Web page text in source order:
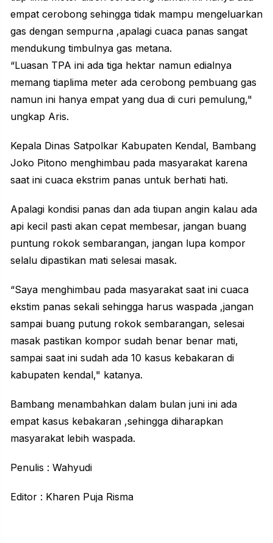
empat cerobong sehingga tidak mampu mengeluarkan
gas dengan sempurna ,apalagi cuaca panas sangat
mendukung timbulnya gas metana.
“Luasan TPA ini ada tiga hektar namun edialnya
memang tiaplima meter ada cerobong pembuang gas
namun ini hanya empat yang dua di curi pemulung,"
ungkap Aris.
Kepala Dinas Satpolkar Kabupaten Kendal, Bambang
Joko Pitono menghimbau pada masyarakat karena
saat ini cuaca ekstrim panas untuk berhati hati.
Apalagi kondisi panas dan ada tiupan angin kalau ada
api kecil pasti akan cepat membesar, jangan buang
puntung rokok sembarangan, jangan lupa kompor
selalu dipastikan mati selesai masak.
“Saya menghimbau pada masyarakat saat ini cuaca
ekstim panas sekali sehingga harus waspada ,jangan
sampai buang putung rokok sembarangan, selesai
masak pastikan kompor sudah benar benar mati,
sampai saat ini sudah ada 10 kasus kebakaran di
kabupaten kendal," katanya.
Bambang menambahkan dalam bulan juni ini ada
empat kasus kebakaran ,sehingga diharapkan
masyarakat lebih waspada.
Penulis : Wahyudi
Editor : Kharen Puja Risma